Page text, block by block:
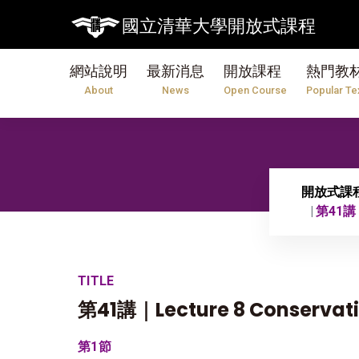
國立清華大學開放式課程
網站說明
About
最新消息
News
開放課程
Open Course
熱門教
Popular
開放式課
第41
TITLE
第41講｜Lecture 8
第1節